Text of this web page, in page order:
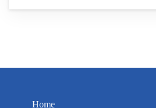
Home